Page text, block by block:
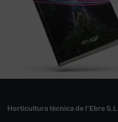
Horticultura tècnica de l'Ebre